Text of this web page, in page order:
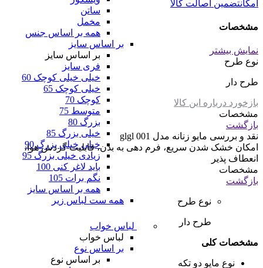
ساتن
مخمل
همه بر اساس جنس
بر اساس سایز
بر اساس سایز
فری سایز
خیلی خیلی کوچک 60
خیلی کوچک 65
کوچک 70
متوسط 75
بزرگ 80
خیلی بزرگ 85
خیلی خیلی بزرگ 90
زیادی خیلی بزرگ 95
باید لاغر کنی 100
نگم برات 105
همه بر اساس سایز
همه ست لباس زیر
لباس خواب
لباس خواب
بر اساس نوع
بر اساس نوع
امکانتضمین اصالت کالا
مشخصات
نمایش بیشتر
نوع طرح
طرح دار
بازخورد درباره این کالا
مشخصات
بازگشت
نقد و بررسی مایو زنانه مدل glgl 001
امکان خشک شدن سریع، فرم دهی به بدن، قابلیت گردش هوا،
انعطاف پذیر
مشخصات
بازگشت
نوع طرح
طرح دار
مشخصات کلی
نوع مایو دو تکه